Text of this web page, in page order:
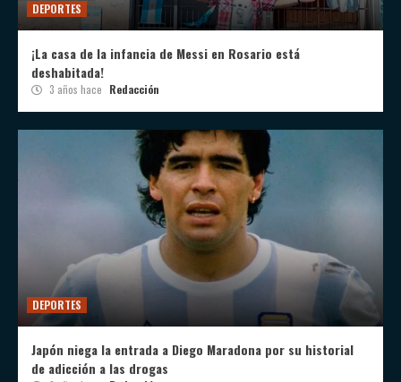
DEPORTES
¡La casa de la infancia de Messi en Rosario está
deshabitada!
3 años hace Redacción
DEPORTES
Japón niega la entrada a Diego Maradona por su historial
de adicción a las drogas